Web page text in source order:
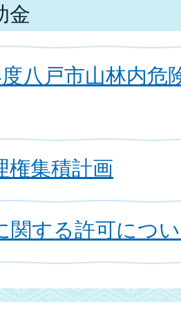
金
八戸市山林内危
権集積計画
関する許可につ